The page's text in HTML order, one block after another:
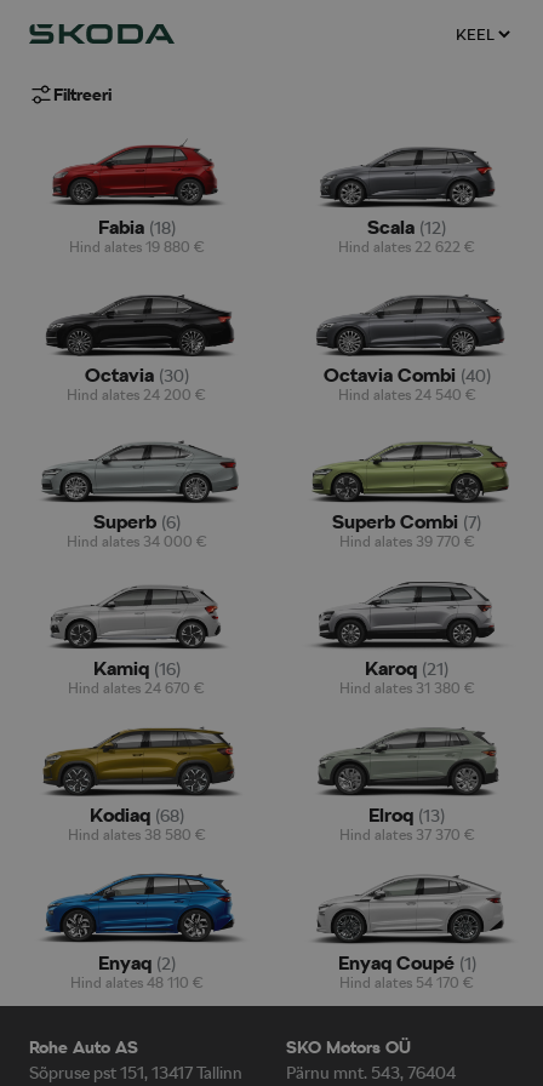
Filtreeri
Fabia (18)
Hind alates 19 880 €
Scala (12)
Hind alates 22 622 €
Octavia (30)
Hind alates 24 200 €
Octavia Combi (40)
Hind alates 24 540 €
Superb (6)
Hind alates 34 000 €
Superb Combi (7)
Hind alates 39 770 €
Kamiq (16)
Hind alates 24 670 €
Karoq (21)
Hind alates 31 380 €
Kodiaq (68)
Hind alates 38 580 €
Elroq (13)
Hind alates 37 370 €
Enyaq (2)
Hind alates 48 110 €
Enyaq Coupé (1)
Hind alates 54 170 €
Rohe Auto AS
Sõpruse pst 151, 13417 Tallinn
SKO Motors OÜ
Pärnu mnt. 543, 76404